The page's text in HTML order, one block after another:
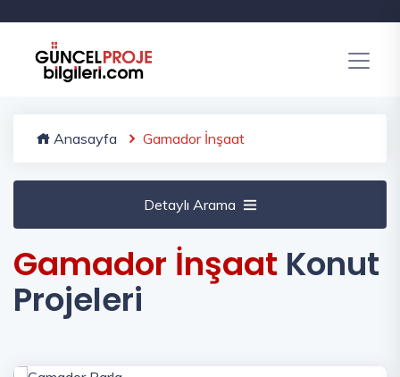
Anasayfa Gamador İnşaat
Detaylı Arama
Gamador İnşaat Konut
Projeleri